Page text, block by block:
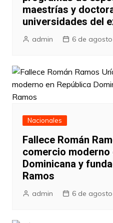
maestrías y
universidades del
admin 6 de
Nacionales
Fallece Román
comercio moderno
Dominicana y
Ramos
admin 6 de